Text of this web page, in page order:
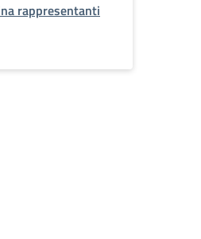
rappresentanti